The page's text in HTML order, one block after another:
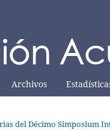
Archivos
del Décimo Simposium